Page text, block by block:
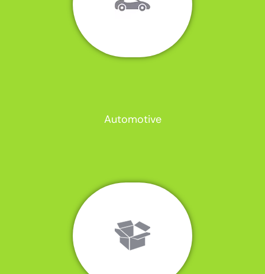
Automotive